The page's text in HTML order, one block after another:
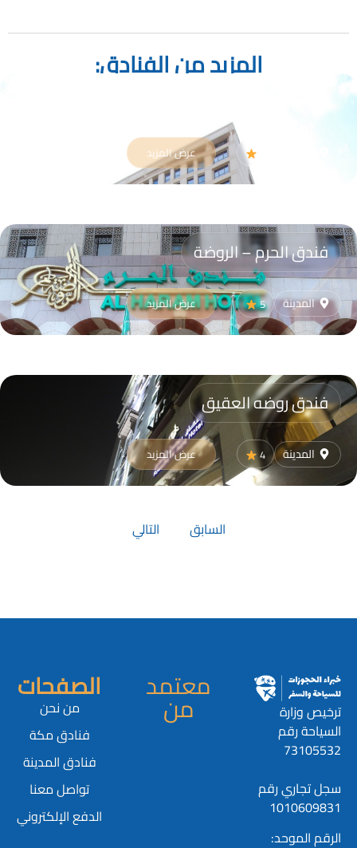
المزيد من الفنادق:
عرض المزيد
فندق الحرم – الروضة
المدينة 5 عرض المزيد
فندق روضه العقيق
المدينة 4 عرض المزيد
السابق التالي
ترخيص وزارة
السياحة رقم
73105532
سجل تجاري رقم
1010609831
الرقم الموحد:
معتمد
من
الصفحات
من نحن
فنادق مكة
فنادق المدينة
تواصل معنا
الدفع الإلكتروني